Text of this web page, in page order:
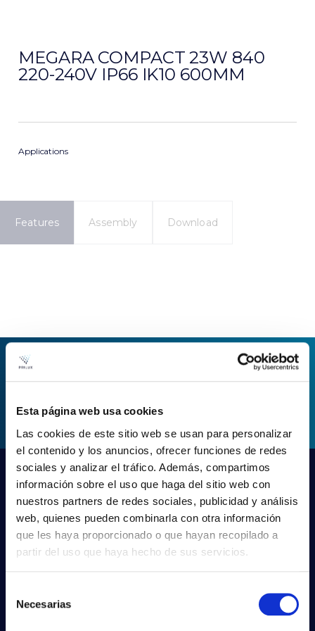
Esta página web usa cookies
Las cookies de este sitio web se usan para personalizar
el contenido y los anuncios, ofrecer funciones de redes
sociales y analizar el tráfico. Además, compartimos
información sobre el uso que haga del sitio web con
nuestros partners de redes sociales, publicidad y análisis
web, quienes pueden combinarla con otra información
que les haya proporcionado o que hayan recopilado a
partir del uso que haya hecho de sus servicios.
Necesarias
MEGARA COMPACT 23W 840
220-240V IP66 IK10 600MM
Applications
Features Assembly Download
PRILUX LIGHTING S.L.U.